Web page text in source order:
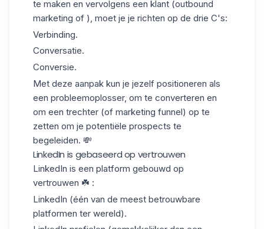
te maken en vervolgens een klant (outbound
marketing of ), moet je je richten op de drie C's:
Verbinding.
Conversatie.
Conversie.
Met deze aanpak kun je jezelf positioneren als
een probleemoplosser, om te converteren en
om een trechter (of marketing funnel) op te
zetten om je potentiële prospects te
begeleiden. 💸
LinkedIn is gebaseerd op vertrouwen
LinkedIn is een platform gebouwd op
vertrouwen ☘️ :
LinkedIn (één van de meest betrouwbare
platformen ter wereld).